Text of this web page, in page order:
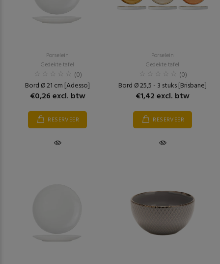
Porselein
Gedekte tafel
(0)
Bord Ø 21 cm [Adesso]
€0,26 excl. btw
RESERVEER
Porselein
Gedekte tafel
(0)
Bord Ø 25,5 - 3 stuks [Brisbane]
€1,42 excl. btw
RESERVEER